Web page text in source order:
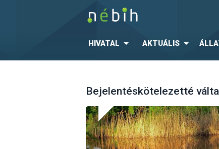
HIVATAL AKTUÁLIS
Bejelentéskötelezetté